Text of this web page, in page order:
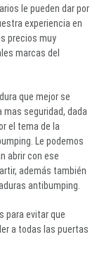
le pueden dar por
experiencia en
precios muy
marcas del
que mejor se
mas seguridad, dada
el tema de la
Le podemos
abrir con ese
además también
antibumping.
para evitar que
a todas las puertas